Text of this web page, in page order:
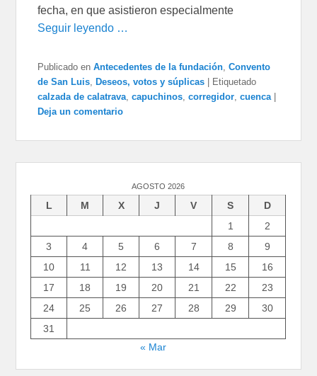
fecha, en que asistieron especialmente
Seguir leyendo …
Publicado en Antecedentes de la fundación,Convento
de San Luis, Deseos, votos y súplicas
Etiquetado
calzada de calatrava,capuchinos,corregidor,cuenca
Deja un comentario
AGOSTO 2026
L M X J V S
D
1
2
3
4 5 6 7 8
9
10
11 12 13 14 15
16
17
18 19 20 21 22
23
24
25 26 27 28 29
30
31
« Mar